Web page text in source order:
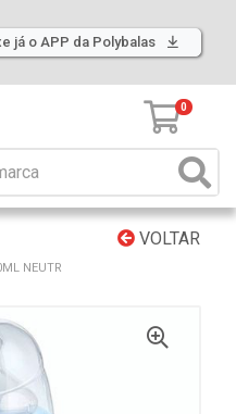
já o APP da Polybalas
0
VOLTAR
NEUTR